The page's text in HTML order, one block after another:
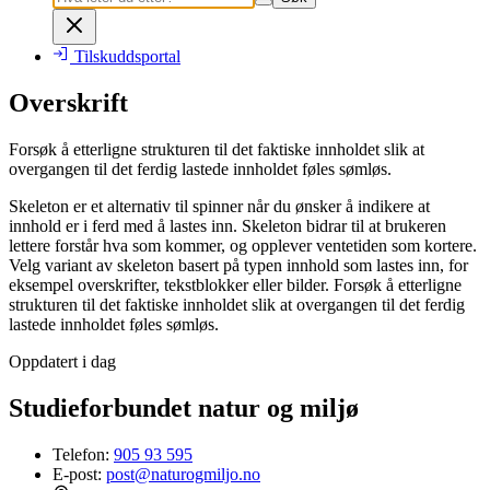
Tilskuddsportal
Overskrift
Forsøk å etterligne strukturen til det faktiske innholdet slik at
overgangen til det ferdig lastede innholdet føles sømløs.
Skeleton er et alternativ til spinner når du ønsker å indikere at
innhold er i ferd med å lastes inn. Skeleton bidrar til at brukeren
lettere forstår hva som kommer, og opplever ventetiden som kortere.
Velg variant av skeleton basert på typen innhold som lastes inn, for
eksempel overskrifter, tekstblokker eller bilder. Forsøk å etterligne
strukturen til det faktiske innholdet slik at overgangen til det ferdig
lastede innholdet føles sømløs.
Oppdatert i dag
Studieforbundet natur og miljø
Telefon: 905 93 595
E-post: post@naturogmiljo.no